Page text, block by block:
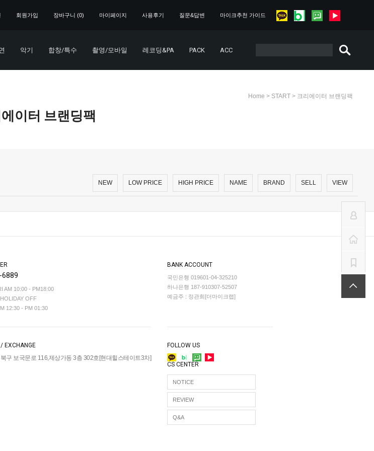
회원가입 장바구니 (0) 마이페이지 사용후기 질문&답변 마이크추천 가이드
악기 합창/특수 촬영/모바일 레코딩&PA PACK ACC
Home > START > 크리에이터 브랜딩팩
이터 브랜딩팩
NEW LOW PRICE HIGH PRICE NAME BRAND SELL VIEW
AM 10:00 - PM18:00
OFF
12:30 - PM 01:30
EXCHANGE
구 보국문로 116,제상가동 3층 302호[현대힐스테이트3차]
BANK ACCOUNT
국민은행 019601-04-325210
하나은행 187-910307-52507
예금주 : 정관희[더마이크랩]
FOLLOW US
CS CENTER
NOTICE
REVIEW
Q&A